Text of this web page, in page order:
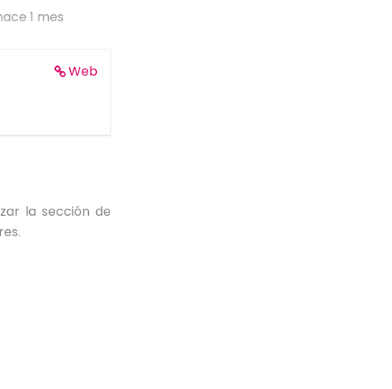
1 mes
Web
la sección de